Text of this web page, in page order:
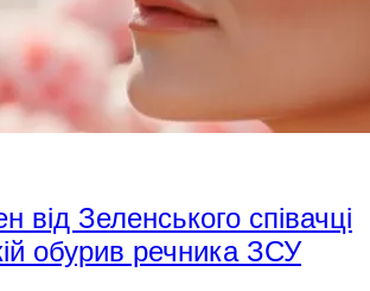
від Зеленського співачці
обурив речника ЗСУ